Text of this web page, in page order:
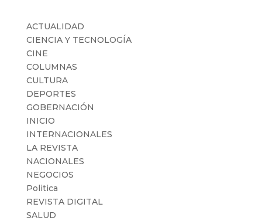
ACTUALIDAD
CIENCIA Y TECNOLOGÍA
CINE
COLUMNAS
CULTURA
DEPORTES
GOBERNACIÓN
INICIO
INTERNACIONALES
LA REVISTA
NACIONALES
NEGOCIOS
Politica
REVISTA DIGITAL
SALUD